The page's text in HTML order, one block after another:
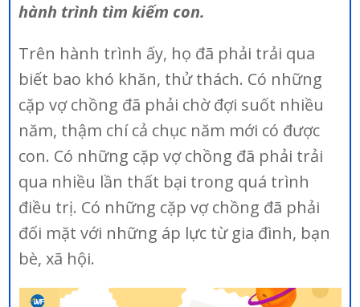
hành trình tìm kiếm con.
Trên hành trình ấy, họ đã phải trải qua
biết bao khó khăn, thử thách. Có những
cặp vợ chồng đã phải chờ đợi suốt nhiều
năm, thậm chí cả chục năm mới có được
con. Có những cặp vợ chồng đã phải trải
qua nhiều lần thất bại trong quá trình
điều trị. Có những cặp vợ chồng đã phải
đối mặt với những áp lực từ gia đình, bạn
bè, xã hội.